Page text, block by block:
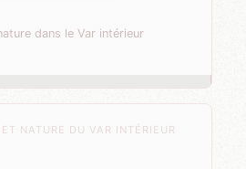
dans le Var intérieur
NATURE DU VAR INTÉRIEUR